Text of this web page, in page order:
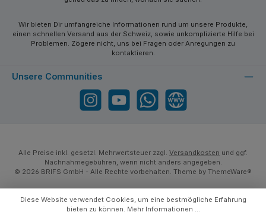
Wir bieten Dir umfangreiche Informationen rund um unsere Produkte,
einen schnellen Versand aus der Schweiz, sowie unkomplizierte Hilfe bei
Problemen. Zögere nicht, uns bei Fragen oder Anregungen zu
kontaktieren.
Unsere Communities
Instagram YouTube WhatsApp Website
Alle Preise inkl. gesetzl. Mehrwertsteuer zzgl. Versandkosten und ggf.
Nachnahmegebühren, wenn nicht anders angegeben.
© 2026 BRIFS GmbH - Alle Rechte vorbehalten. Theme by ThemeWare®
Diese Website verwendet Cookies, um eine bestmögliche Erfahrung
bieten zu können. Mehr Informationen ...